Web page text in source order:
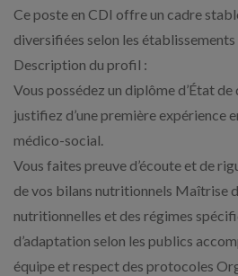
Ce poste en CDI offre un cadre
diversifiées selon les
Description du profil :
Vous possédez un diplôme d’État
justifiez d’une première expérience
médico-social.
Vous faites preuve d’écoute et de
de vos bilans nutritionnels Maîtrise
nutritionnelles et des régimes
d’adaptation selon les publics
équipe et respect des protocoles